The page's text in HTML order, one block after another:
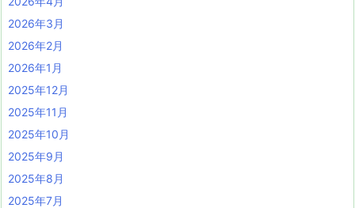
2026年3月
2026年2月
2026年1月
2025年12月
2025年11月
2025年10月
2025年9月
2025年8月
2025年7月